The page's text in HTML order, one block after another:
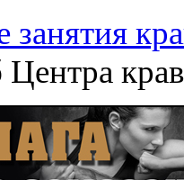
занятия